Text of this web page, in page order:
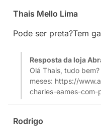
Thais Mello Lima
Pode ser preta?Tem
Resposta da loja
Olá Thais, tudo
meses: https://
charles-eames-
Rodrigo